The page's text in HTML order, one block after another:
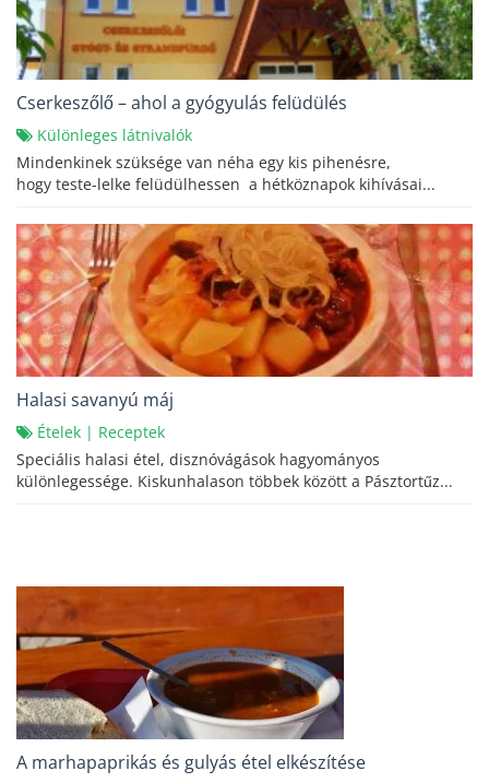
Cserkeszőlő – ahol a gyógyulás felüdülés
Különleges látnivalók
Mindenkinek szüksége van néha egy kis pihenésre,
hogy teste-lelke felüdülhessen a hétköznapok kihívásai...
Halasi savanyú máj
Ételek | Receptek
Speciális halasi étel, disznóvágások hagyományos
különlegessége. Kiskunhalason többek között a Pásztortűz...
A marhapaprikás és gulyás étel elkészítése